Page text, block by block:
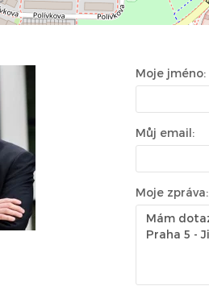
Moje jméno:
Můj email:
Moje zpráva: